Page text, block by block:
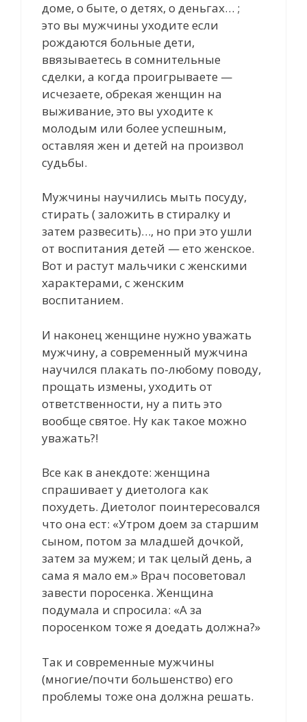
доме, о быте, о детях, о деньгах… ;
это вы мужчины уходите если
рождаются больные дети,
ввязываетесь в сомнительные
сделки, а когда проигрываете —
исчезаете, обрекая женщин на
выживание, это вы уходите к
молодым или более успешным,
оставляя жен и детей на произвол
судьбы.
Мужчины научились мыть посуду,
стирать ( заложить в стиралку и
затем развесить)…, но при это ушли
от воспитания детей — ето женское.
Вот и растут мальчики с женскими
характерами, с женским
воспитанием.
И наконец женщине нужно уважать
мужчину, а современный мужчина
научился плакать по-любому поводу,
прощать измены, уходить от
ответственности, ну а пить это
вообще святое. Ну как такое можно
уважать?!
Все как в анекдоте: женщина
спрашивает у диетолога как
похудеть. Диетолог поинтересовался
что она ест: «Утром доем за старшим
сыном, потом за младшей дочкой,
затем за мужем; и так целый день, а
сама я мало ем.» Врач посоветовал
завести поросенка. Женщина
подумала и спросила: «А за
поросенком тоже я доедать должна?»
Так и современные мужчины
(многие/почти большенство) его
проблемы тоже она должна решать.